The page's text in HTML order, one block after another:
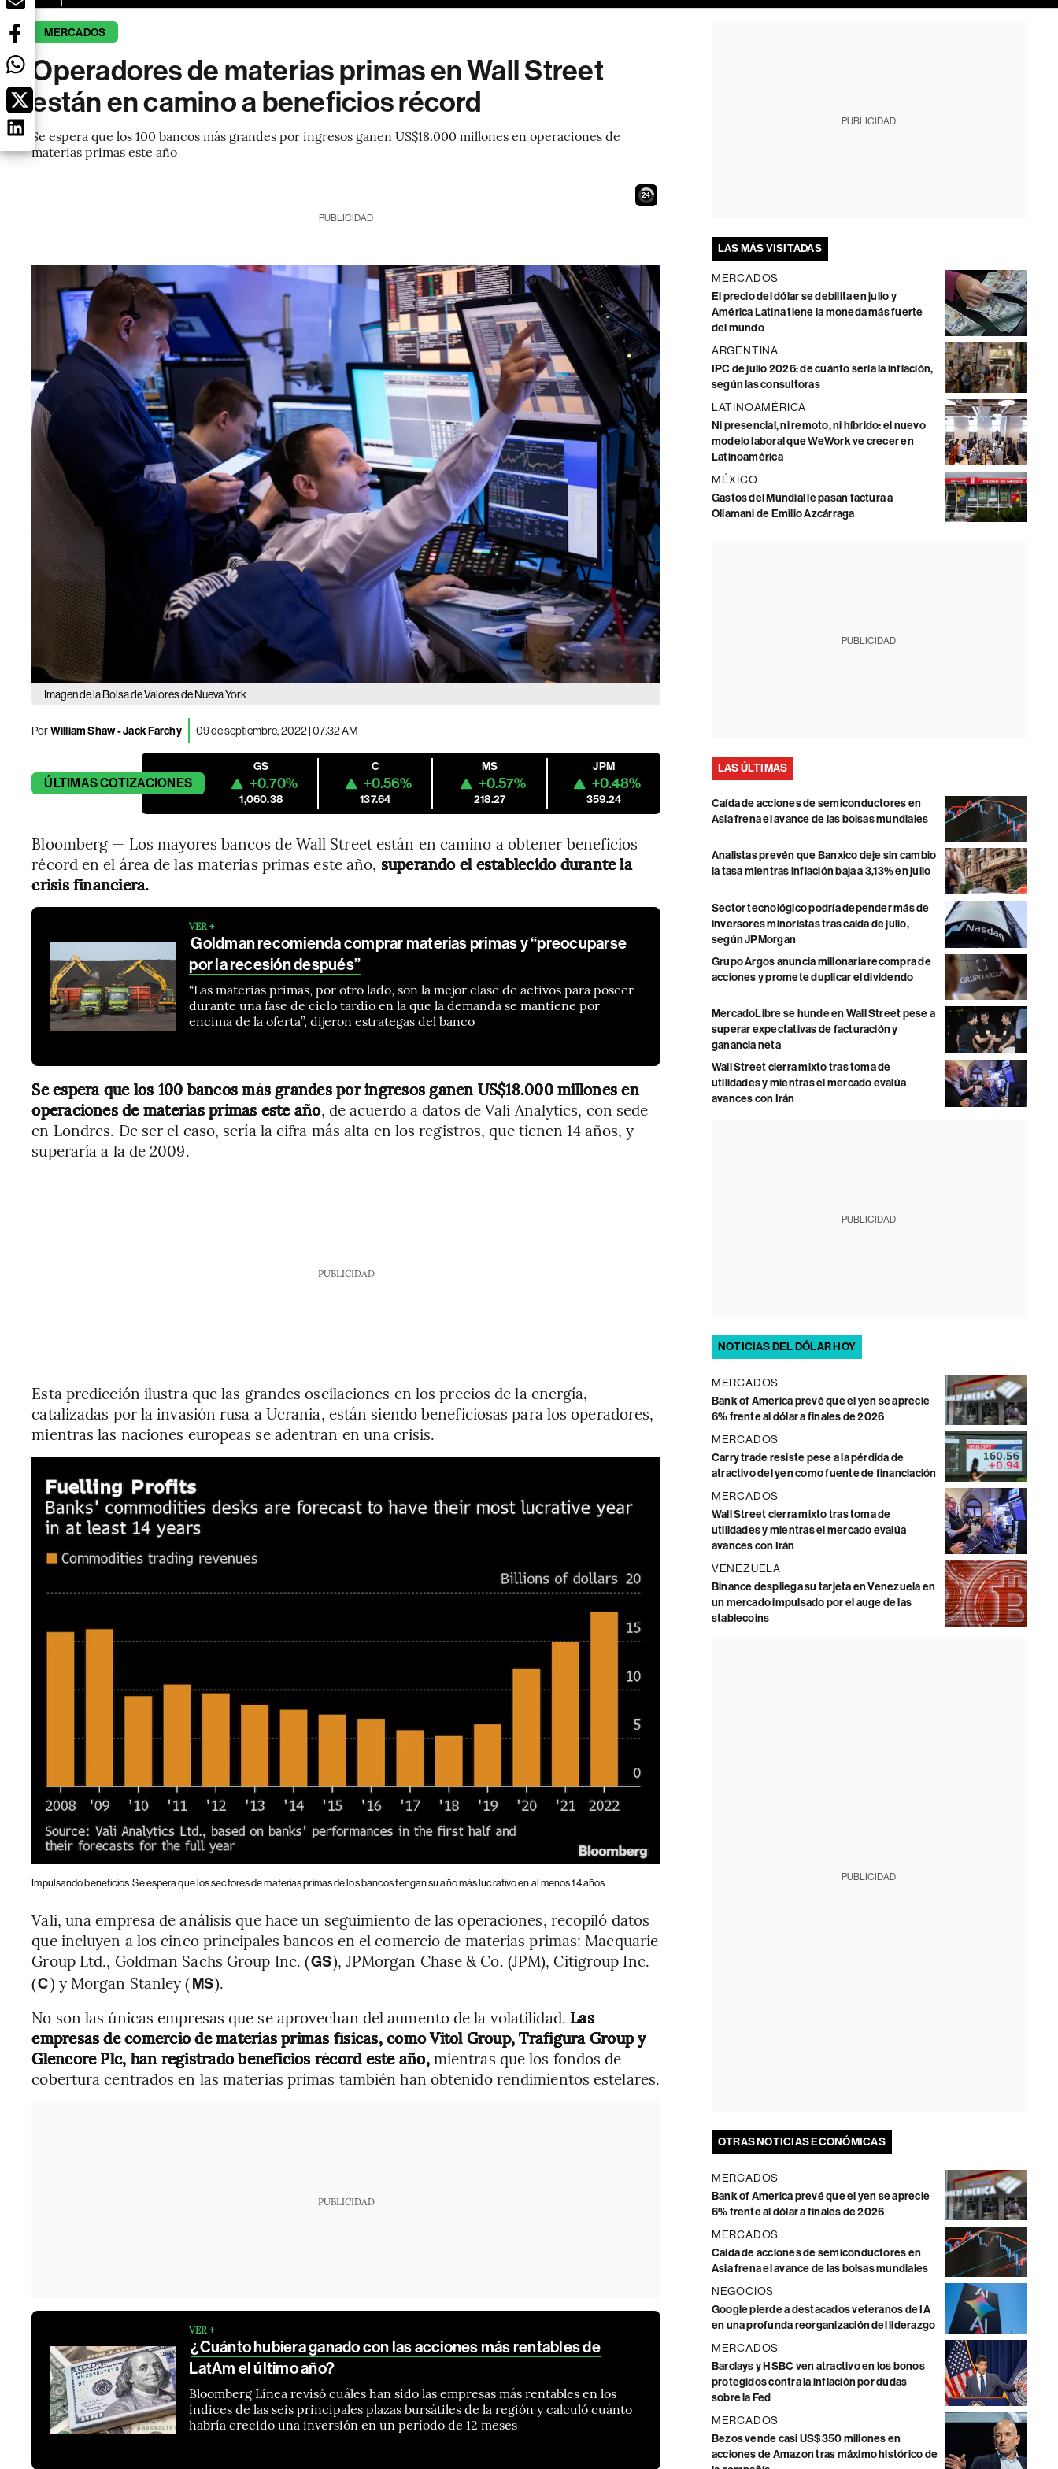
MERCADOS
Operadores de materias primas en Wall Street
están en camino a beneficios récord
Se espera que los 100 bancos más grandes por ingresos ganen US$18.000 millones en operaciones de
materias primas este año
23
PUBLICIDAD
Imagen de la Bolsa de Valores de Nueva York
PorWilliam Shaw - Jack Farchy 09 de septiembre, 2022 | 07:32 AM
ÚLTIMASCOTIZACIONES
GS
+0.70%
1,060.38
C
+0.56%
137.64
MS
+0.57%
218.27
JPM
+0.48%
359.24
Bloomberg — Los mayores bancos de Wall Street están en camino a obtener beneficios
récord en el área de las materias primas este año, superando el establecido durante la
crisis financiera.
VER +
Goldman recomienda comprar materias primas y “preocuparse
por la recesión después”
“Las materias primas, por otro lado, son la mejor clase de activos para poseer
durante una fase de ciclo tardío en la que la demanda se mantiene por
encima de la oferta”, dijeron estrategas del banco
Se espera que los 100 bancos más grandes por ingresos ganen US$18.000 millones en
operaciones de materias primas este año, de acuerdo a datos de Vali Analytics, con sede
en Londres. De ser el caso, sería la cifra más alta en los registros, que tienen 14 años, y
superaría a la de 2009.
PUBLICIDAD
Esta predicción ilustra que las grandes oscilaciones en los precios de la energía,
catalizadas por la invasión rusa a Ucrania, están siendo beneficiosas para los operadores,
mientras las naciones europeas se adentran en una crisis.
Impulsando beneficios Se espera que los sectores de materias primas de los bancos tengan su año más lucrativo en al menos 14 años
Vali, una empresa de análisis que hace un seguimiento de las operaciones, recopiló datos
que incluyen a los cinco principales bancos en el comercio de materias primas: Macquarie
Group Ltd., Goldman Sachs Group Inc. (GS), JPMorgan Chase & Co. (JPM), Citigroup Inc.
(C) y Morgan Stanley (MS).
No son las únicas empresas que se aprovechan del aumento de la volatilidad. Las
empresas de comercio de materias primas físicas, como Vitol Group, Trafigura Group y
Glencore Plc, han registrado beneficios récord este año,mientras que los fondos de
cobertura centrados en las materias primas también han obtenido rendimientos estelares.
PUBLICIDAD
VER +
¿Cuánto hubiera ganado con las acciones más rentables de
LatAm el último año?
Bloomberg Línea revisó cuáles han sido las empresas más rentables en los
índices de las seis principales plazas bursátiles de la región y calculó cuánto
habría crecido una inversión en un período de 12 meses
PUBLICIDAD
LAS MÁS VISITADAS
MERCADOS
El precio del dólar se debilita en julio y
América Latina tiene la moneda más fuerte
del mundo
ARGENTINA
IPC de julio 2026: de cuánto sería la inflación,
según las consultoras
LATINOAMÉRICA
Ni presencial, ni remoto, ni híbrido: el nuevo
modelo laboral que WeWork ve crecer en
Latinoamérica
MÉXICO
Gastos del Mundial le pasan factura a
Ollamani de Emilio Azcárraga
PUBLICIDAD
LAS ÚLTIMAS
Caída de acciones de semiconductores en
Asia frena el avance de las bolsas mundiales
Analistas prevén que Banxico deje sin cambio
la tasa mientras inflación baja a 3,13% en julio
Sector tecnológico podría depender más de
inversores minoristas tras caída de julio,
según JPMorgan
Grupo Argos anuncia millonaria recompra de
acciones y promete duplicar el dividendo
MercadoLibre se hunde en Wall Street pese a
superar expectativas de facturación y
ganancia neta
Wall Street cierra mixto tras toma de
utilidades y mientras el mercado evalúa
avances con Irán
PUBLICIDAD
NOTICIAS DEL DÓLAR HOY
MERCADOS
Bank of America prevé que el yen se aprecie
6% frente al dólar a finales de 2026
MERCADOS
Carry trade resiste pese a la pérdida de
atractivo del yen como fuente de financiación
MERCADOS
Wall Street cierra mixto tras toma de
utilidades y mientras el mercado evalúa
avances con Irán
VENEZUELA
Binance despliega su tarjeta en Venezuela en
un mercado impulsado por el auge de las
stablecoins
PUBLICIDAD
OTRAS NOTICIAS ECONÓMICAS
MERCADOS
Bank of America prevé que el yen se aprecie
6% frente al dólar a finales de 2026
MERCADOS
Caída de acciones de semiconductores en
Asia frena el avance de las bolsas mundiales
NEGOCIOS
Google pierde a destacados veteranos de IA
en una profunda reorganización del liderazgo
MERCADOS
Barclays y HSBC ven atractivo en los bonos
protegidos contra la inflación por dudas
sobre la Fed
MERCADOS
Bezos vende casi US$350 millones en
acciones de Amazon tras máximo histórico de